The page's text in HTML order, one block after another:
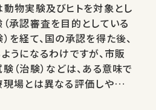
物実験及びヒトを対象とし
承認審査を目的としている
を経て、国の承認を得た後、
うになるわけですが、市販
（治験）などは、ある意味で
場とは異なる評価しやすい